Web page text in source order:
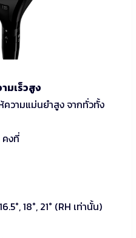
มเร็วสูง
วามแม่นยำสูง จากทั่วทั้ง
คงที่
18°, 21° (RH เท่านั้น)